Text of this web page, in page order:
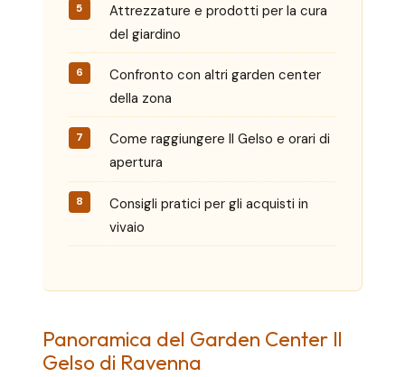
Attrezzature e prodotti per la cura
del giardino
Confronto con altri garden center
della zona
Come raggiungere Il Gelso e orari di
apertura
Consigli pratici per gli acquisti in
vivaio
Panoramica del Garden Center Il
Gelso di Ravenna